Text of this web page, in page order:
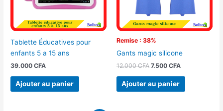
Tablette Éducatives pour
enfants 5 a 15 ans
39.000CFA
Ajouter au panier
Remise : 38%
Gants magic silicone
12.000CFA 7.500 CFA
Ajouter au panier